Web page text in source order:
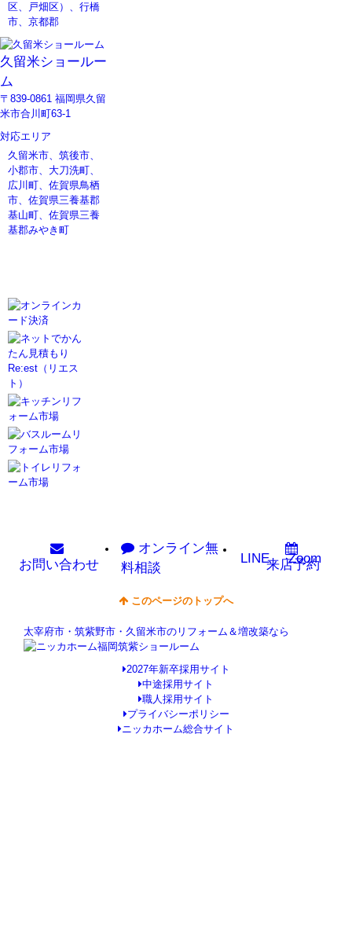
区、戸畑区）、行橋
市、京都郡
久留米ショールー
ム
〒839-0861 福岡県久留
米市合川町63-1
対応エリア
久留米市、筑後市、
小郡市、大刀洗町、
広川町、佐賀県鳥栖
市、佐賀県三養基郡
基山町、佐賀県三養
基郡みやき町
お問い合わせ
オンライン無
料相談
LINE Zoom
来店予約
このページのトップへ
太宰府市・筑紫野市・久留米市のリフォーム＆増改築なら
2027年新卒採用サイト
中途採用サイト
職人採用サイト
プライバシーポリシー
ニッカホーム総合サイト